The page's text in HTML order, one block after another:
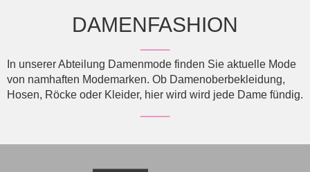
DAMENFASHION
In unserer Abteilung Damenmode finden Sie aktuelle Mode
von namhaften Modemarken. Ob Damenoberbekleidung,
Hosen, Röcke oder Kleider, hier wird wird jede Dame fündig.